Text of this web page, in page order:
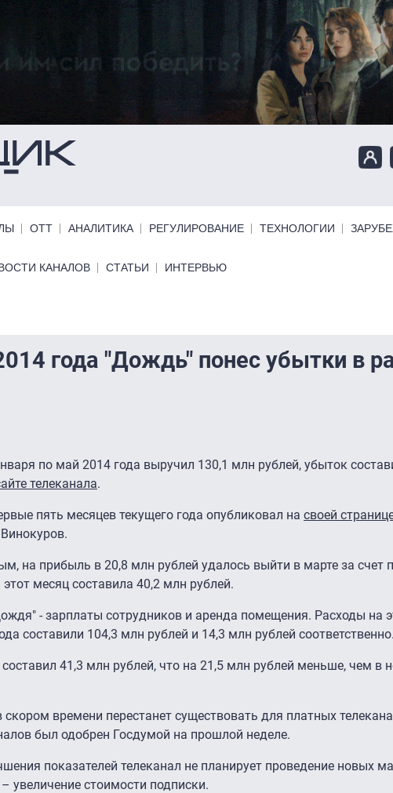
ОТТ АНАЛИТИКА РЕГУЛИРОВАНИЕ ТЕХНОЛОГИИ
КАНАЛОВ СТАТЬИ ИНТЕРВЬЮ
года "Дождь" понес убытки в
по май 2014 года выручил 130,1 млн рублей, убыток
телеканала.
пять месяцев текущего года опубликовал на своей
на прибыль в 20,8 млн рублей удалось выйти в марте за счет
месяц составила 40,2 млн рублей.
- зарплаты сотрудников и аренда помещения. Расходы на
составили 104,3 млн рублей и 14,3 млн рублей соответственно.
41,3 млн рублей, что на 21,5 млн рублей меньше, чем в
времени перестанет существовать для платных
был одобрен Госдумой на прошлой неделе.
показателей телеканал не планирует проведение новых
увеличение стоимости подписки.